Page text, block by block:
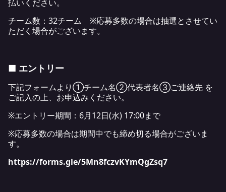
払いください。
チーム数：32チーム ※応募多数の場合は抽選とさせてい
ただく場合がございます。
■ エントリー
下記フォームより①チーム名②代表者名③ご連絡先 を
ご記入の上、お申込みください。
※エントリー期間：6月12日(水) 17:00まで
※応募多数の場合は期間中でも締め切る場合がございま
す。
https://forms.gle/5Mn8fczvKYmQgZsq7